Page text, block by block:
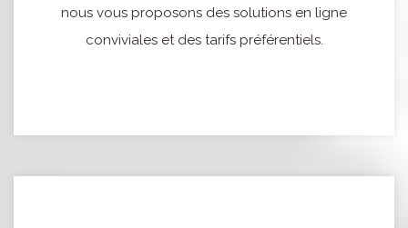
nous vous proposons des solutions en ligne
conviviales et des tarifs préférentiels.